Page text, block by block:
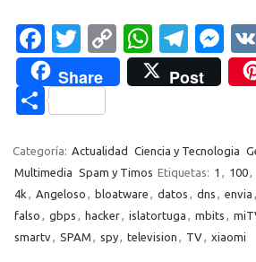
Fa
c
e
b
o
o
k
T
w
it
te
r
C
o
p
Li
n
k
W
h
at
A
p
p
T
el
e
a
m
M
es
se
g
er
Share Post
C
m
p
ar
ti
Categoría: Actualidad Ciencia y Tecnologia
Multimedia Spam y Timos Etiquetas: 1 , 100,
4k , Angeloso , bloatware , datos , dns , envia ,
falso , gbps , hacker, islatortuga , mbits ,
smartv, SPAM , spy, television , TV, xiaomi